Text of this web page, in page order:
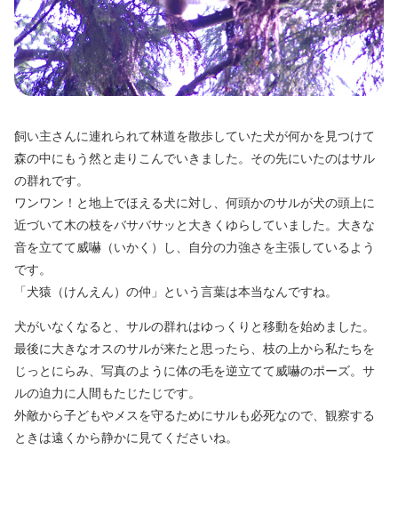
飼い主さんに連れられて林道を散歩していた犬が何かを見つけて
森の中にもう然と走りこんでいきました。その先にいたのはサル
の群れです。
ワンワン！と地上でほえる犬に対し、何頭かのサルが犬の頭上に
近づいて木の枝をバサバサッと大きくゆらしていました。大きな
音を立てて威嚇（いかく）し、自分の力強さを主張しているよう
です。
「犬猿（けんえん）の仲」という言葉は本当なんですね。
犬がいなくなると、サルの群れはゆっくりと移動を始めました。
最後に大きなオスのサルが来たと思ったら、枝の上から私たちを
じっとにらみ、写真のように体の毛を逆立てて威嚇のポーズ。サ
ルの迫力に人間もたじたじです。
外敵から子どもやメスを守るためにサルも必死なので、観察する
ときは遠くから静かに見てくださいね。